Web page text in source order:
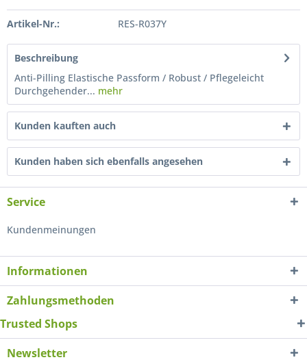
Artikel-Nr.: RES-R037Y
Beschreibung
Anti-Pilling Elastische Passform / Robust / Pflegeleicht
Durchgehender... mehr
Kunden kauften auch
Kunden haben sich ebenfalls angesehen
Service
Kundenmeinungen
Informationen
Zahlungsmethoden
Trusted Shops
Newsletter